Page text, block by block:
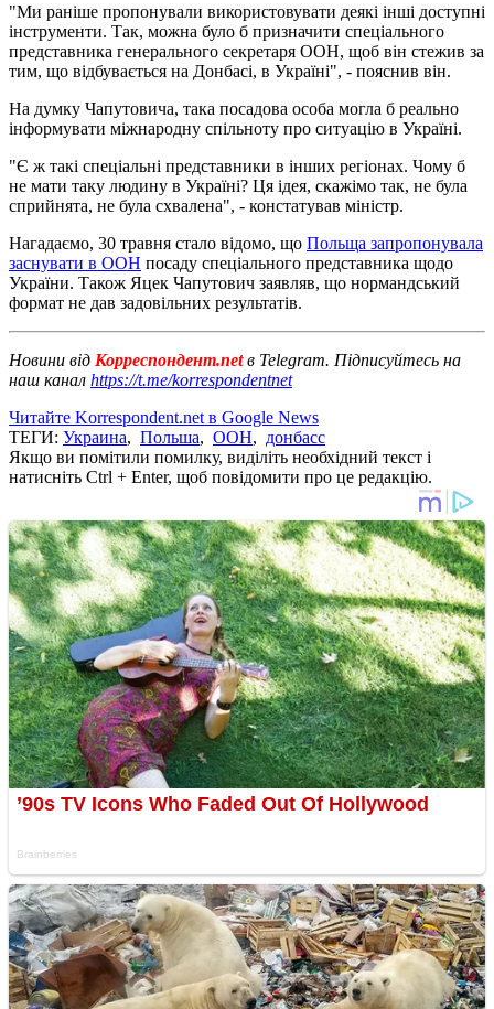
"Ми раніше пропонували використовувати деякі інші доступні
інструменти. Так, можна було б призначити спеціального
представника генерального секретаря ООН, щоб він стежив за
тим, що відбувається на Донбасі, в Україні", - пояснив він.
На думку Чапутовича, така посадова особа могла б реально
інформувати міжнародну спільноту про ситуацію в Україні.
"Є ж такі спеціальні представники в інших регіонах. Чому б
не мати таку людину в Україні? Ця ідея, скажімо так, не була
сприйнята, не була схвалена", - констатував міністр.
Нагадаємо, 30 травня стало відомо, що Польща запропонувала
заснувати в ООН посаду спеціального представника щодо
України. Також Яцек Чапутович заявляв, що нормандський
формат не дав задовільних результатів.
Новини від Корреспондент.netв Telegram. Підписуйтесь на
наш канал https://t.me/korrespondentnet
Читайте Korrespondent.net в Google News
ТЕГИ: Украина, Польша, ООН, донбасс
Якщо ви помітили помилку, виділіть необхідний текст і
натисніть Ctrl + Enter, щоб повідомити про це редакцію.